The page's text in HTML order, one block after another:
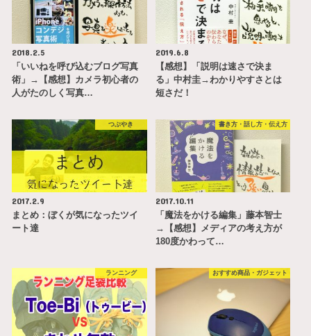
2018.2.5
「いいねを呼び込むブログ写真
術」→【感想】カメラ初心者の
人がたのしく写真…
2019.6.8
【感想】「説明は速さで決ま
る」中村圭→わかりやすさとは
短さだ！
つぶやき
2017.2.9
まとめ：ぼくが気になったツイ
ート達
書き方・話し方・伝え方
2017.10.11
「魔法をかける編集」藤本智士
→【感想】メディアの考え方が
180度かわって…
ランニング おすすめ商品・ガジェット